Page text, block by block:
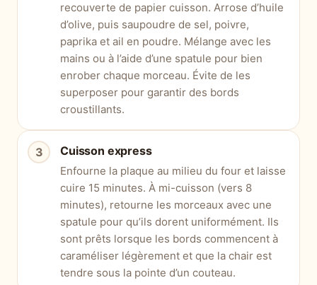
recouverte de papier cuisson. Arrose d’huile
d’olive, puis saupoudre de sel, poivre,
paprika et ail en poudre. Mélange avec les
mains ou à l’aide d’une spatule pour bien
enrober chaque morceau. Évite de les
superposer pour garantir des bords
croustillants.
Cuisson express
Enfourne la plaque au milieu du four et laisse
cuire 15 minutes. À mi-cuisson (vers 8
minutes), retourne les morceaux avec une
spatule pour qu’ils dorent uniformément. Ils
sont prêts lorsque les bords commencent à
caraméliser légèrement et que la chair est
tendre sous la pointe d’un couteau.